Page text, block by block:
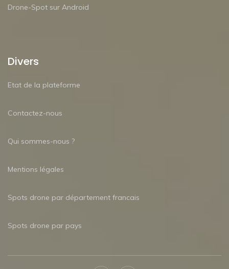
Drone-Spot sur Android
Divers
Etat de la plateforme
Contactez-nous
Qui sommes-nous ?
Mentions légales
Spots drone par département francais
Spots drone par pays